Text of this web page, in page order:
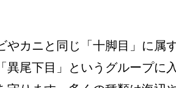
やカニと同じ「十脚目」に属
異尾下目」というグループに